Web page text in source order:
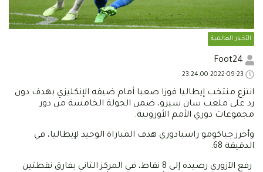
الأخبار العالمية
انتزع منتخب إيطاليا فوزا صعبا أمام ضيفه الإنكليزي بهدف دون
رد على ملعب سان سيرو، ضمن الجولة الخامسة من دور
مجموعات دوري الأمم الأوروبية.
وأحرز جياكومو راسبادوري هدف المباراة الوحيد لإيطاليا، في
الدقيقة 68.
رفع الآزوري رصيده إلى 8 نقاط، في المركز الثاني بفارق نقطتين